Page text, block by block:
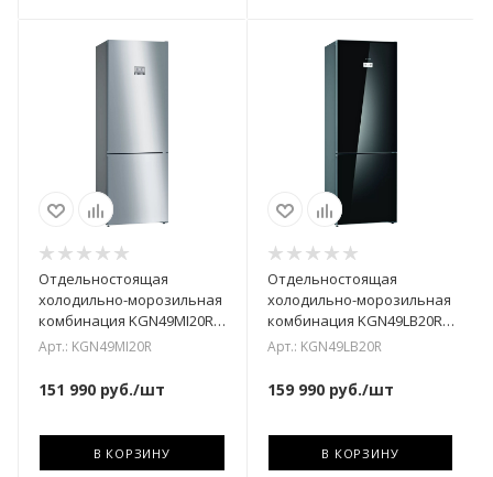
Отдельностоящая
холодильно-морозильная
комбинация KGN49MI20R
Bosch
Арт.: KGN49MI20R
151 990 руб./шт
В КОРЗИНУ
Отдельностоящая
холодильно-морозильная
комбинация KGN49LB20R
Bosch
Арт.: KGN49LB20R
159 990руб./шт
В КОРЗИНУ